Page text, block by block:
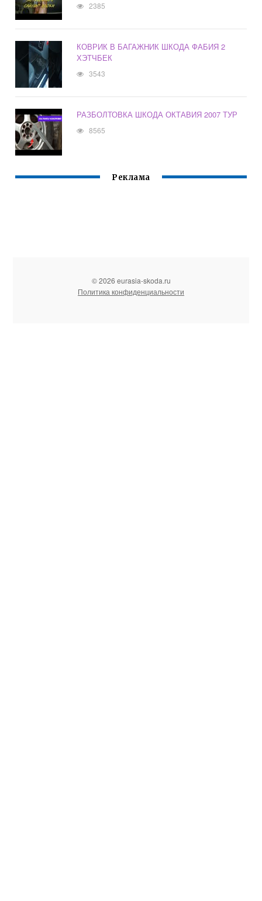
2385
КОВРИК В БАГАЖНИК ШКОДА ФАБИЯ 2
ХЭТЧБЕК
3543
РАЗБОЛТОВКА ШКОДА ОКТАВИЯ 2007 ТУР
8565
Реклама
© 2026 eurasia-skoda.ru
Политика конфиденциальности